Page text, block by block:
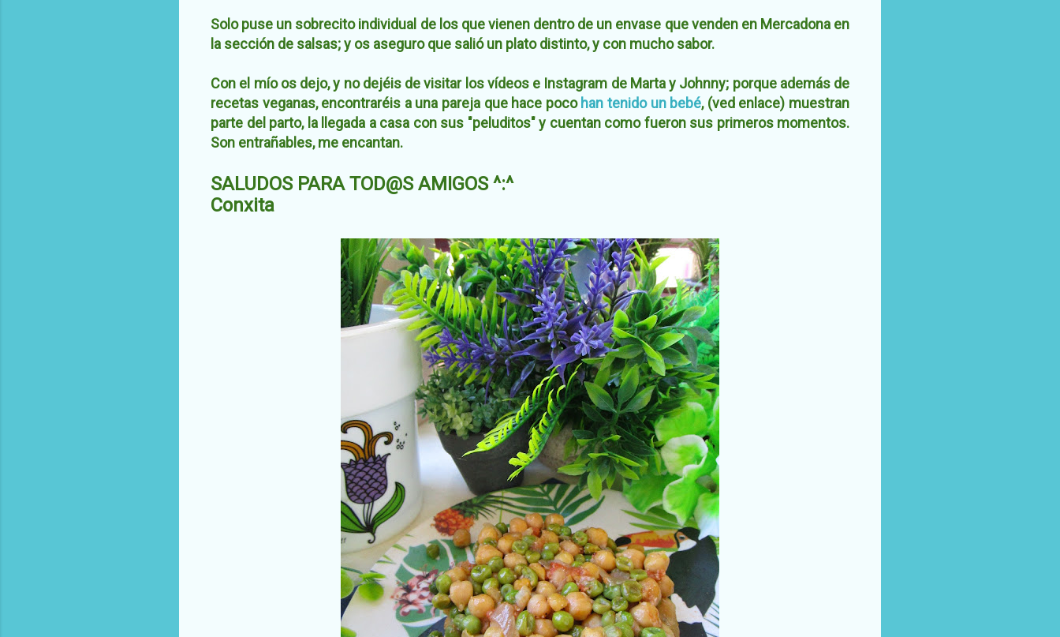
Solo puse un sobrecito individual de los que vienen dentro de un envase que venden en Mercadona en
la sección de salsas; y os aseguro que salió un plato distinto, y con mucho sabor.
Con el mío os dejo, y no dejéis de visitar los vídeos e Instagram deMarta y Johnny; porque además de
recetas veganas, encontraréis a una pareja que hace pocohan tenido un bebé, (ved enlace) muestran
parte del parto, la llegada a casa con sus "peluditos" y cuentan como fueron sus primeros momentos.
Son entrañables, me encantan.
SALUDOS PARA TOD@S AMIGOS ^:^
Conxita